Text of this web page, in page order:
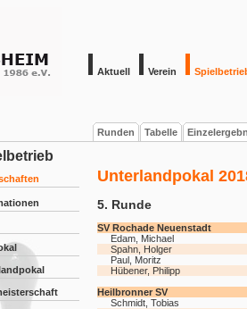
Aktuell Verein
Runden Tabelle
Unterlandpokal
5. Runde
SV Rochade Neuenstadt
Edam, Michael
Spahn, Holger
Paul, Moritz
Hübener, Philipp
Heilbronner SV
Schmidt, Tobias